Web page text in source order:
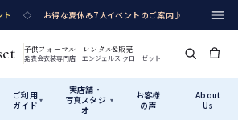
ト ◇ お得な夏休み7大イベントのご案内♪
子供フォーマル レンタル&販売
発表会衣装専門店 エンジェルス クローゼット
ご利用
ガイド ▾
実店舗・
写真スタジ
オ
▾
お客様
の声
About
Us